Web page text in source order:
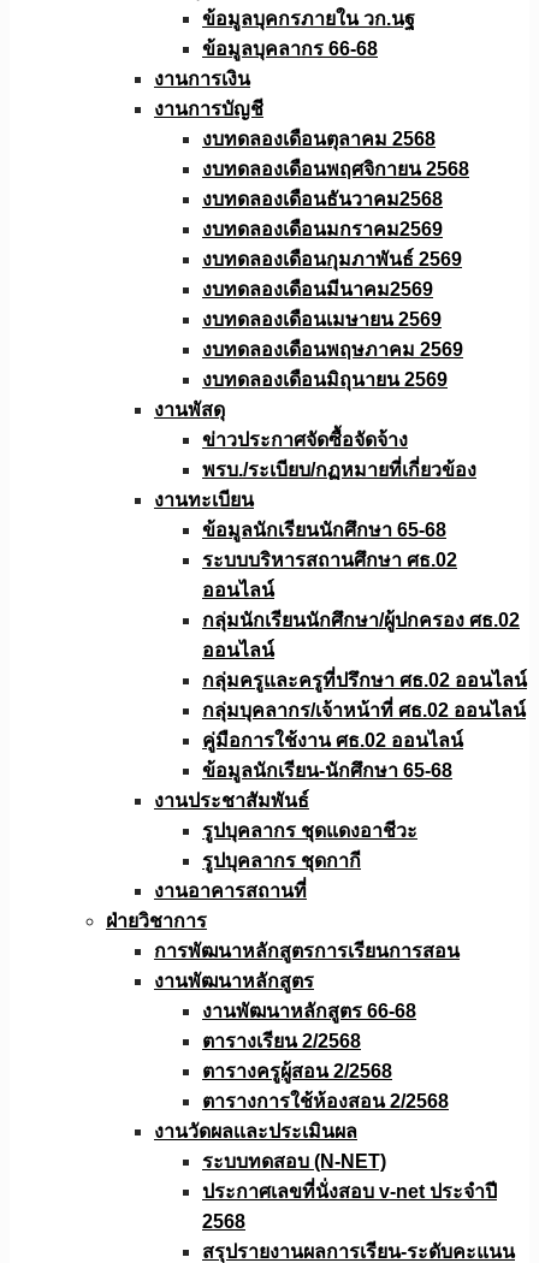
ข้อมูลบุคกรภายใน วก.นฐ
ข้อมูลบุคลากร 66-68
งานการเงิน
งานการบัญชี
งบทดลองเดือนตุลาคม 2568
งบทดลองเดือนพฤศจิกายน 2568
งบทดลองเดือนธันวาคม2568
งบทดลองเดือนมกราคม2569
งบทดลองเดือนกุมภาพันธ์ 2569
งบทดลองเดือนมีนาคม2569
งบทดลองเดือนเมษายน 2569
งบทดลองเดือนพฤษภาคม 2569
งบทดลองเดือนมิถุนายน 2569
งานพัสดุ
ข่าวประกาศจัดซื้อจัดจ้าง
พรบ./ระเบียบ/กฏหมายที่เกี่ยวข้อง
งานทะเบียน
ข้อมูลนักเรียนนักศึกษา 65-68
ระบบบริหารสถานศึกษา ศธ.02
ออนไลน์
กลุ่มนักเรียนนักศึกษา/ผู้ปกครอง ศธ.02
ออนไลน์
กลุ่มครูและครูที่ปรึกษา ศธ.02 ออนไลน์
กลุ่มบุคลากร/เจ้าหน้าที่ ศธ.02 ออนไลน์
คู่มือการใช้งาน ศธ.02 ออนไลน์
ข้อมูลนักเรียน-นักศึกษา 65-68
งานประชาสัมพันธ์
รูปบุคลากร ชุดแดงอาชีวะ
รูปบุคลากร ชุดกากี
งานอาคารสถานที่
ฝ่ายวิชาการ
การพัฒนาหลักสูตรการเรียนการสอน
งานพัฒนาหลักสูตร
งานพัฒนาหลักสูตร 66-68
ตารางเรียน 2/2568
ตารางครูผู้สอน 2/2568
ตารางการใช้ห้องสอน 2/2568
งานวัดผลเเละประเมินผล
ระบบทดสอบ (N-NET)
ประกาศเลขที่นั่งสอบ v-net ประจำปี
2568
สรุปรายงานผลการเรียน-ระดับคะแนน